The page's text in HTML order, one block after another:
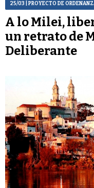
25/03 | PROYECTO DE
A lo Milei,
un retrato de
Deliberante